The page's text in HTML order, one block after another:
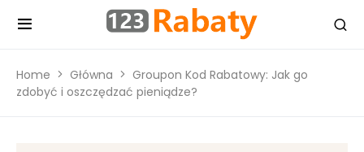
Home Główna
Groupon Kod Rabatowy: Jak go
zdobyć i oszczędzać pieniądze?